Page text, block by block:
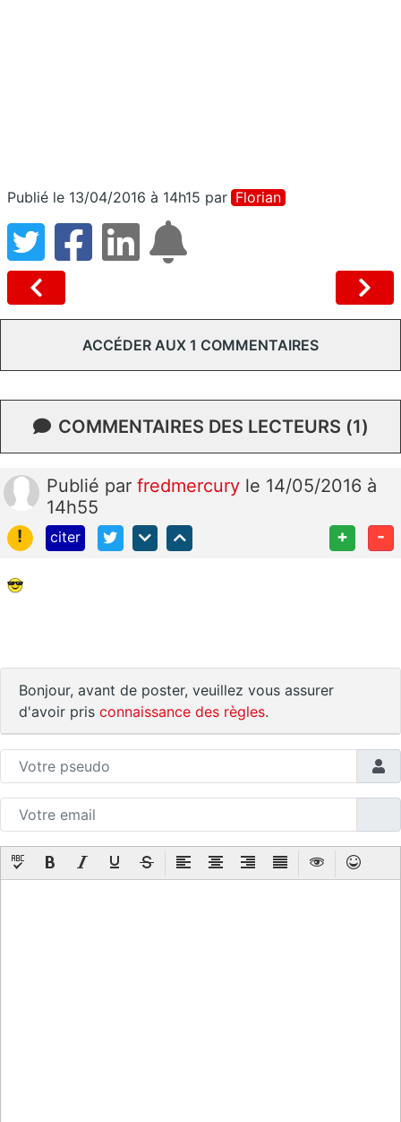
Publié le 13/04/2016 à 14h15 par Florian
ACCÉDER AUX 1 COMMENTAIRES
COMMENTAIRES DES LECTEURS (1)
Publié par fredmercury le 14/05/2016 à
14h55
!
citer + -
Bonjour, avant de poster, veuillez vous assurer
d'avoir pris connaissance des règles.